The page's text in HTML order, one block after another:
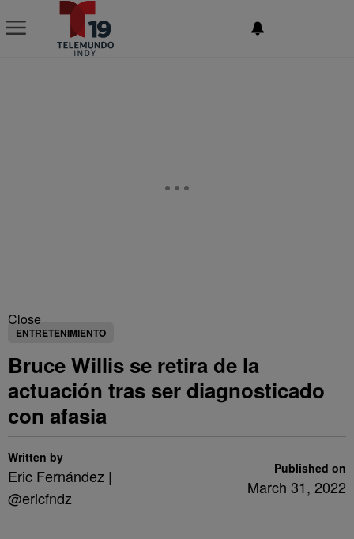
Close
ENTRETENIMIENTO
Bruce Willis se retira de la
actuación tras ser diagnosticado
con afasia
Written by
Eric Fernández |
@ericfndz
Published on
March 31, 2022